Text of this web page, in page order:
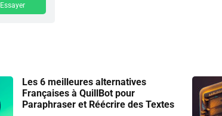
Essayer
Les 6 meilleures alternatives
Françaises à QuillBot pour
Paraphraser et Réécrire des Textes